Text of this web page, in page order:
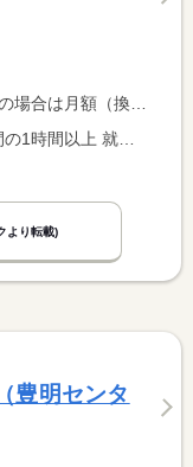
場合は時間額を表示しています。
又は 16時40分〜18時50分の時間の間の1時間以上 就業時間に関する特記事項 担当クラス・曜日により１時間または２時間 相談可
より転載)
豊明センタ